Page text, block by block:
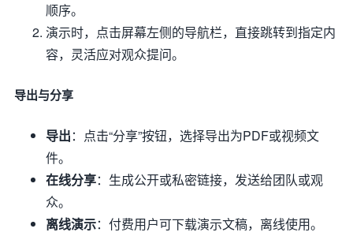
顺序。
演示时，点击屏幕左侧的导航栏，直接跳转到指定内
容，灵活应对观众提问。
导出与分享
导出：点击“分享”按钮，选择导出为PDF或视频文
件。
在线分享：生成公开或私密链接，发送给团队或观
众。
离线演示：付费用户可下载演示文稿，离线使用。